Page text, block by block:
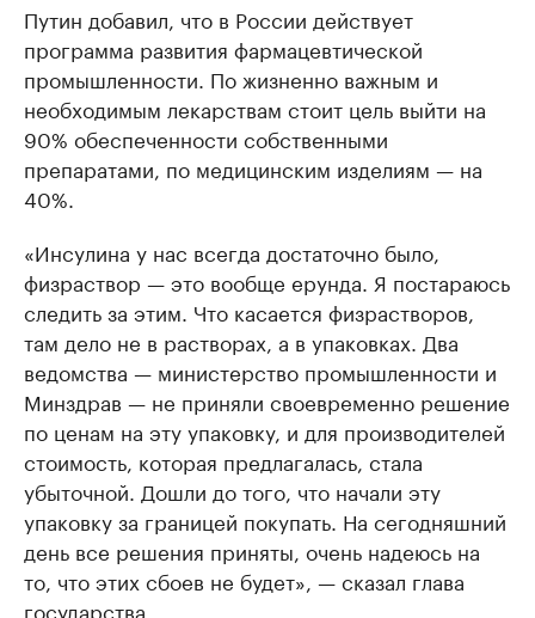
Путин добавил, что в России действует
программа развития фармацевтической
промышленности. По жизненно важным и
необходимым лекарствам стоит цель выйти на
90% обеспеченности собственными
препаратами, по медицинским изделиям — на
40%.
«Инсулина у нас всегда достаточно было,
физраствор — это вообще ерунда. Я постараюсь
следить за этим. Что касается физрастворов,
там дело не в растворах, а в упаковках. Два
ведомства — министерство промышленности и
Минздрав — не приняли своевременно решение
по ценам на эту упаковку, и для производителей
стоимость, которая предлагалась, стала
убыточной. Дошли до того, что начали эту
упаковку за границей покупать. На сегодняшний
день все решения приняты, очень надеюсь на
то, что этих сбоев не будет», — сказал глава
государства.